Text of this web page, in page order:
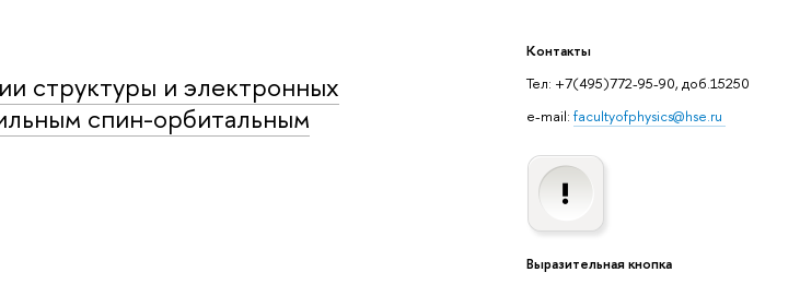
Контакты
Тел: +7(495)772-95-90, доб.15250
e-mail: facultyofphysics@hse.ru
Выразительная кнопка
структуры и электронных
спин-орбитальным